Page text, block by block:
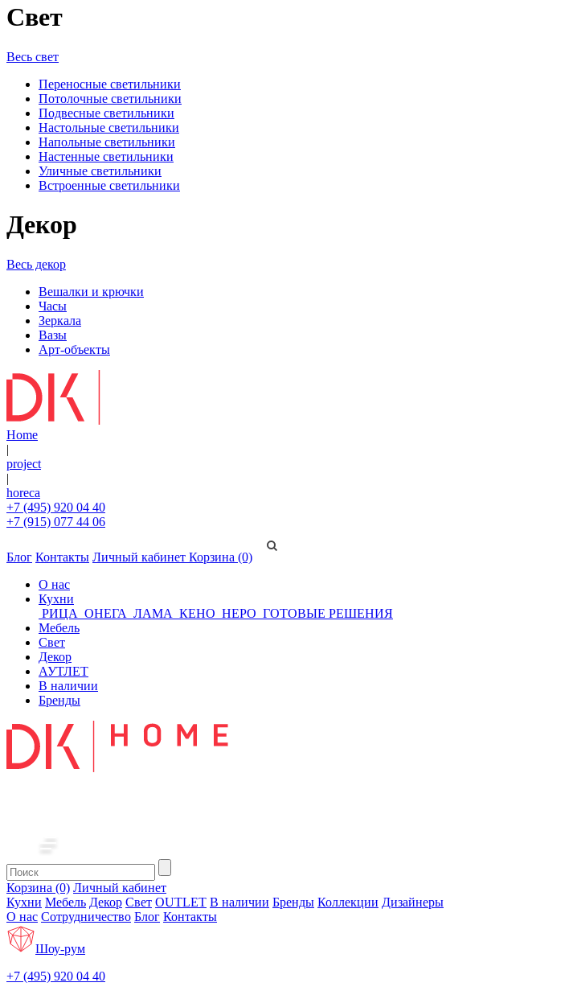
Свет
Весь свет
Переносные светильники
Потолочные светильники
Подвесные светильники
Настольные светильники
Напольные светильники
Настенные светильники
Уличные светильники
Встроенные светильники
Декор
Весь декор
Вешалки и крючки
Часы
Зеркала
Вазы
Арт-объекты
Home
|
project
|
horeca
+7 (495) 920 04 40
+7 (915) 077 44 06
Блог Контакты Личный кабинет Корзина (0)
О нас
Кухни
РИЦА ОНЕГА ЛАМА КЕНО НЕРО ГОТОВЫЕ РЕШЕНИЯ
Мебель
Свет
Декор
АУТЛЕТ
В наличии
Бренды
Корзина (0) Личный кабинет
Кухни Мебель Декор Свет OUTLET В наличии Бренды Коллекции Дизайнеры
О нас Сотрудничество Блог Контакты
Шоу-рум
+7 (495) 920 04 40